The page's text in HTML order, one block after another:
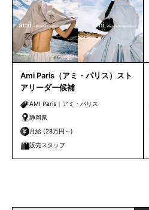
Ami Paris（アミ・パリス）スト
アリーダー候補
AMI Paris｜アミ・パリス
静岡県
月給 (28万円～)
販売スタッフ